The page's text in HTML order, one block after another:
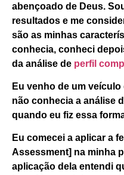
abençoado de Deus.
resultados e me
são as minhas
conhecia, conheci
da análise de perfil
Eu venho de um
não conhecia a análise
quando eu fiz essa
Eu comecei a aplicar a
Assessment] na minha
aplicação dela entendi